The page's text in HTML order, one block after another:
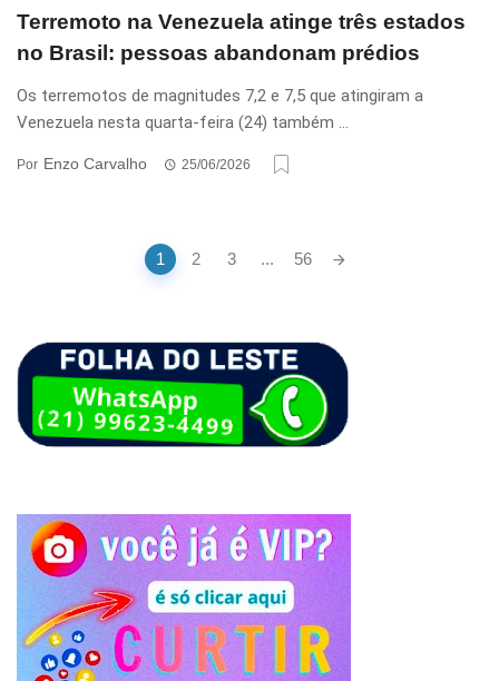
Terremoto na Venezuela atinge três estados
no Brasil: pessoas abandonam prédios
Os terremotos de magnitudes 7,2 e 7,5 que atingiram a
Venezuela nesta quarta-feira (24) também ...
Por Enzo Carvalho 25/06/2026
1 2 3 ... 56